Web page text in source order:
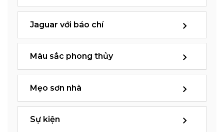
Jaguar với báo chí
Màu sắc phong thủy
Mẹo sơn nhà
Sự kiện